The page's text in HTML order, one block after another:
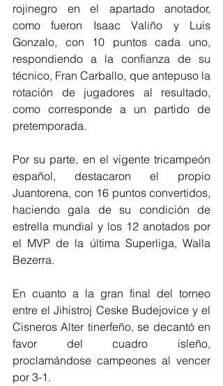
rojinegro en el apartado anotador,
como fueron Isaac Valiño y Luis
Gonzalo, con 10 puntos cada uno,
respondiendo a la confianza de su
técnico, Fran Carballo, que antepuso la
rotación de jugadores al resultado,
como corresponde a un partido de
pretemporada.
Por su parte, en el vigente tricampeón
español, destacaron el propio
Juantorena, con 16 puntos convertidos,
haciendo gala de su condición de
estrella mundial y los 12 anotados por
el MVP de la última Superliga, Walla
Bezerra.
En cuanto a la gran final del torneo
entre el Jihistroj Ceske Budejovice y el
Cisneros Alter tinerfeño, se decantó en
favor del cuadro isleño,
proclamándose campeones al vencer
por 3-1.